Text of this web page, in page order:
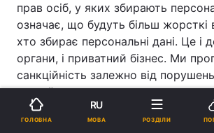
прав осіб, у яких збирають
означає, що будуть більш жорсткі
хто збирає персональні дані. Це і
органи, і приватний бізнес. Ми
санкційність залежно від
статей цього закону в принципах
персональних даних, зберігання їх
ними”, - сказав Чернєв.
ГОЛОВНА
RU
МОВА РОЗДІЛИ